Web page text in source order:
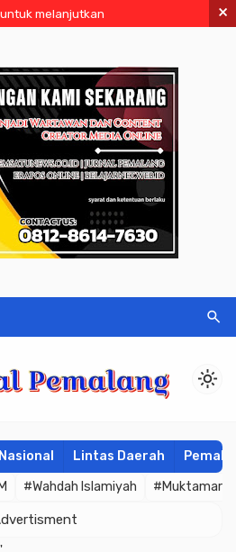
melanjutkan ×
search
light_mode
Nasional Lintas Daerah
#Wahdah Islamiyah #Muktamar